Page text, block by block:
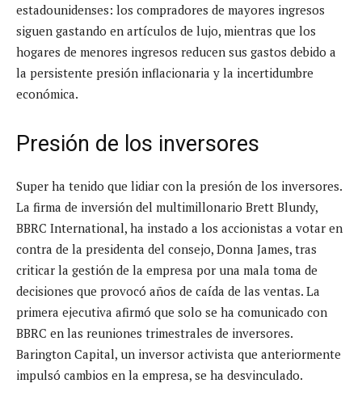
estadounidenses: los compradores de mayores ingresos
siguen gastando en artículos de lujo, mientras que los
hogares de menores ingresos reducen sus gastos debido a
la persistente presión inflacionaria y la incertidumbre
económica.
Presión de los inversores
Super ha tenido que lidiar con la presión de los inversores.
La firma de inversión del multimillonario Brett Blundy,
BBRC International, ha instado a los accionistas a votar en
contra de la presidenta del consejo, Donna James, tras
criticar la gestión de la empresa por una mala toma de
decisiones que provocó años de caída de las ventas. La
primera ejecutiva afirmó que solo se ha comunicado con
BBRC en las reuniones trimestrales de inversores.
Barington Capital, un inversor activista que anteriormente
impulsó cambios en la empresa, se ha desvinculado.